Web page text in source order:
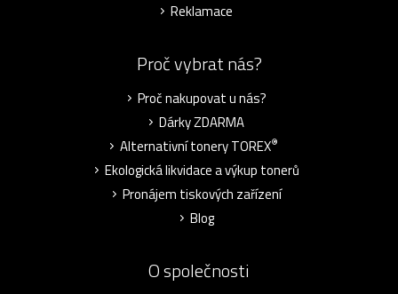
Reklamace
Proč vybrat nás?
Proč nakupovat u nás?
Dárky ZDARMA
Alternativní tonery TOREX®
Ekologická likvidace a výkup tonerů
Pronájem tiskových zařízení
Blog
O společnosti